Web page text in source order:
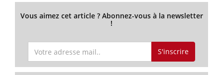
Vous aimez cet article ? Abonnez-vous à la newsletter
!
S'inscrire